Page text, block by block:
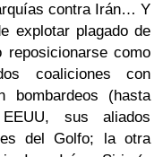
contra Irán… Y
explotar plagado de
como
coaliciones con
bombardeos (hasta
sus aliados
del Golfo; la otra